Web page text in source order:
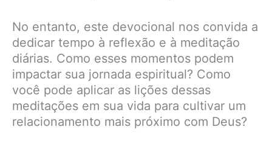
No entanto, este devocional nos convida a
dedicar tempo à reflexão e à meditação
diárias. Como esses momentos podem
impactar sua jornada espiritual? Como
você pode aplicar as lições dessas
meditações em sua vida para cultivar um
relacionamento mais próximo com Deus?